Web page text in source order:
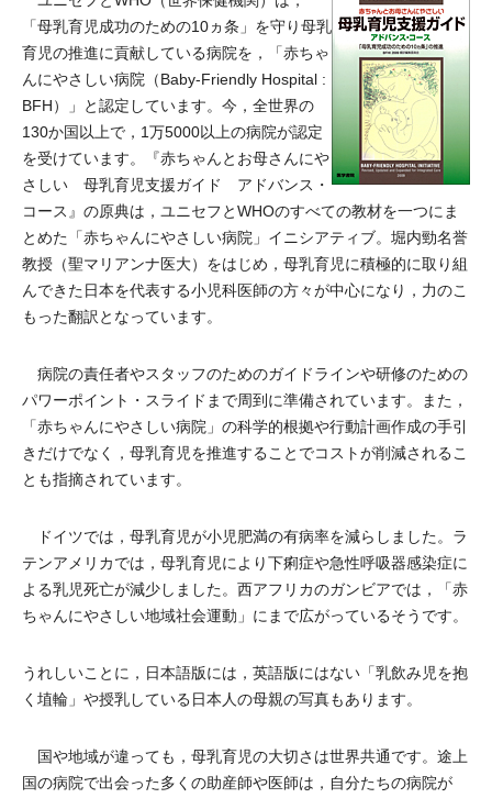
「母乳育児成功のための10ヵ条」を守り母乳
育児の推進に貢献している病院を，「赤ちゃ
んにやさしい病院（Baby-Friendly Hospital :
BFH）」と認定しています。今，全世界の
130か国以上で，1万5000以上の病院が認定
を受けています。『赤ちゃんとお母さんにや
さしい 母乳育児支援ガイド アドバンス・
コース』の原典は，ユニセフとWHOのすべての教材を一つにま
とめた「赤ちゃんにやさしい病院」イニシアティブ。堀内勁名誉
教授（聖マリアンナ医大）をはじめ，母乳育児に積極的に取り組
んできた日本を代表する小児科医師の方々が中心になり，力のこ
もった翻訳となっています。
病院の責任者やスタッフのためのガイドラインや研修のための
パワーポイント・スライドまで周到に準備されています。また，
「赤ちゃんにやさしい病院」の科学的根拠や行動計画作成の手引
きだけでなく，母乳育児を推進することでコストが削減されるこ
とも指摘されています。
ドイツでは，母乳育児が小児肥満の有病率を減らしました。ラ
テンアメリカでは，母乳育児により下痢症や急性呼吸器感染症に
よる乳児死亡が減少しました。西アフリカのガンビアでは，「赤
ちゃんにやさしい地域社会運動」にまで広がっているそうです。
うれしいことに，日本語版には，英語版にはない「乳飲み児を抱
く埴輪」や授乳している日本人の母親の写真もあります。
国や地域が違っても，母乳育児の大切さは世界共通です。途上
国の病院で出会った多くの助産師や医師は，自分たちの病院が